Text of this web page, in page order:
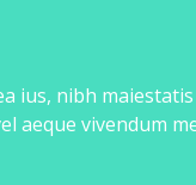
ius, nibh
aeque vivendum